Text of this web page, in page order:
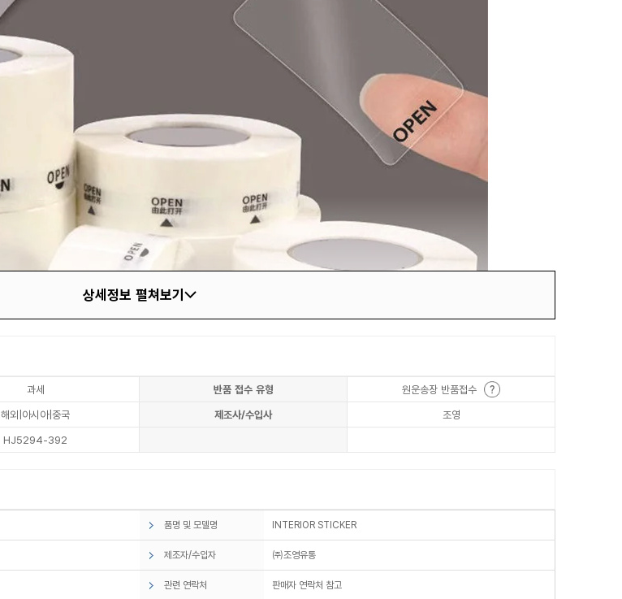
상세정보 펼쳐보기
과세 반품 접수 유형
원운송장 반품접수
해외|아시아|중국 제조사/수입사
조영
HJ5294-392
품명 및 모델명 INTERIOR STICKER
제조자/수입자 ㈜조영유통
관련 연락처 판매자 연락처 참고